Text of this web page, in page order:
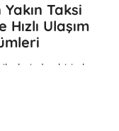
Taksi
Ulaşım
biri olan